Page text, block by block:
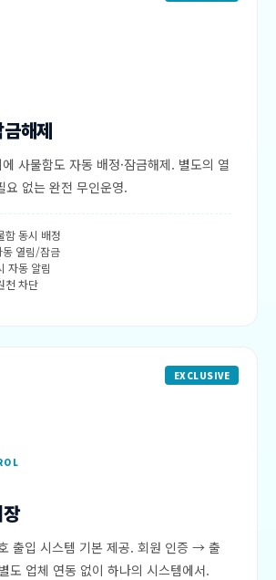
해제
사물함도 자동 배정·잠금해제. 별도의 열
요 없는 완전 무인운영.
함 동시 배정
동 열림/잠금
자동 알림
천 차단
EXCLUSIVE
출입 시스템 기본 제공. 회원 인증 → 출
도 업체 연동 없이 하나의 시스템에서.